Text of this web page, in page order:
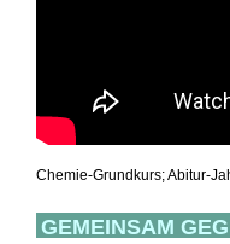
Chemie-Grundkurs; Abitur-
GEMEINSAM